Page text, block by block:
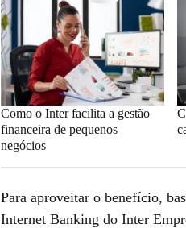
Como o Inter facilita a gestão
financeira de pequenos
negócios
Para aproveitar o benefício,
Internet Banking do Inter